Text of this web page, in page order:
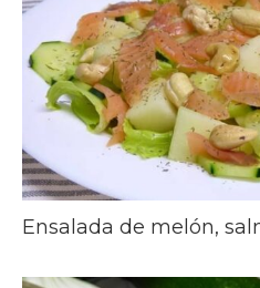
Ensalada de melón,